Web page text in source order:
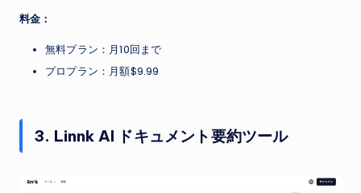
料金：
無料プラン：月10回まで
プロプラン：月額$9.99
3. Linnk AI ドキュメント要約ツール